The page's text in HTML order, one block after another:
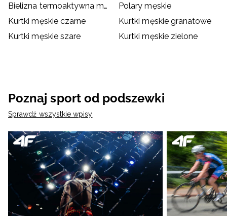
Bielizna termoaktywna męska
Polary męskie
Kurtki męskie czarne
Kurtki męskie granatowe
Kurtki męskie szare
Kurtki męskie zielone
Poznaj sport od podszewki
Sprawdź wszystkie wpisy